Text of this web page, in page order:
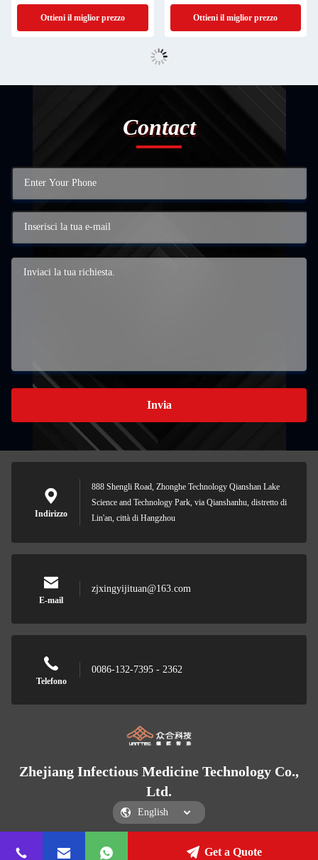
Ottieni il miglior prezzo Ottieni il miglior prezzo
Contact
Invia
Indirizzo
888 Shengli Road, Zhonghe Technology Qianshan Lake
Science and Technology Park, via Qianshanhu, distretto di
Lin'an, città di Hangzhou
E-mail
zjxingyijituan@163.com
Telefono
0086-132-7395 - 2362
Zhejiang Infectious Medicine Technology Co.,
Ltd.
Zhejiang Infectious Medicine Technology Co., Ltd.
Get a Quote